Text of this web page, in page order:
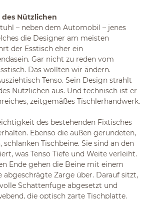
Nützlichen
– neben dem Automobil – jenes
die Designer am meisten
der Esstisch eher ein
Gar nicht zu reden vom
Das wollten wir ändern.
Tenso. Sein Design strahlt
Nützlichen aus. Und technisch ist er
zeitgemäßes Tischlerhandwerk.
des bestehenden Fixtisches
Ebenso die außen gerundeten,
schlanken Tischbeine. Sie sind an den
was Tenso Tiefe und Weite verleiht.
Ende gehen die Beine mit einem
abgeschrägte Zarge über. Darauf sitzt,
Schattenfuge abgesetzt und
die optisch zarte Tischplatte.